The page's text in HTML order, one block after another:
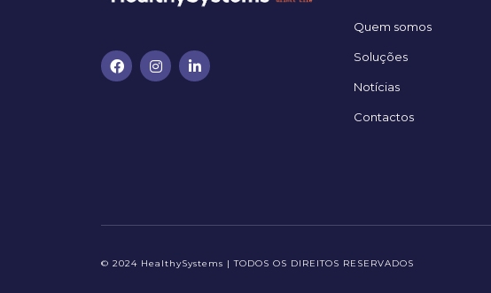
Quem somos
Soluções
Notícias
Contactos
© 2024 HealthySystems | TODOS OS DIREITOS RESERVADOS